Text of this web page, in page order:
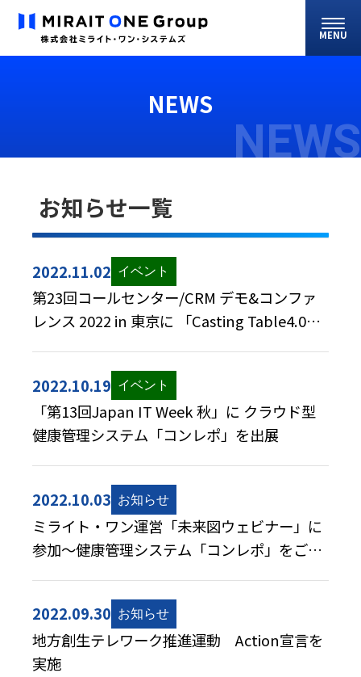
MENU
NEWS
NEWS
お知らせ一覧
2022.11.02
第23回コールセンター/CRM デモ&コンファ
レンス 2022 in 東京に 「Casting Table4.0」
2022.10.19
「第13回Japan IT Week 秋」に クラウド型
健康管理システム「コンレポ」を出展
2022.10.03
ミライト・ワン運営「未来図ウェビナー」に
参加～健康管理システム「コンレポ」をご紹
2022.09.30
地方創生テレワーク推進運動 Action宣言を
実施